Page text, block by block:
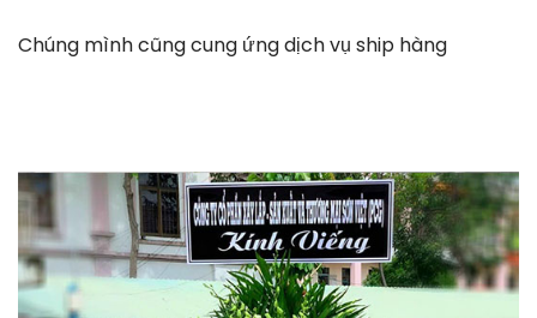
Chúng mình cũng cung ứng dịch vụ ship hàng